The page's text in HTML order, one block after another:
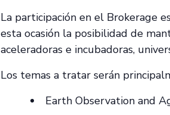
La participación en el Brokerage
esta ocasión la posibilidad de
aceleradoras e incubadoras,
Los temas a tratar serán
Earth Observation and